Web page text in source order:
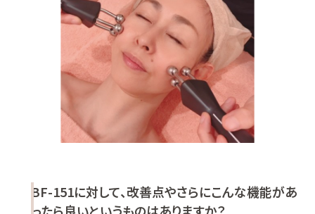
BF-151に対して、改善点やさらにこんな機能があ